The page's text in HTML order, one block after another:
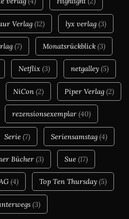
Verlag(12) lyx verlag(3)
(7) Monatsrückblick (3)
Netflix(3) netgalley(5)
NiCon(2) Piper Verlag(2)
rezensionsexemplar (40)
Serie (7) Seriensamstag(4)
Bücher(3) Sue (17)
(4) Top Ten Thursday (5)
(3)